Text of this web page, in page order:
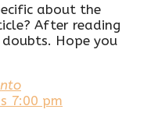
about the
After reading
Hope you
7:00 pm